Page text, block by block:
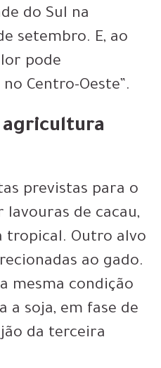
do Sul na
setembro. E, ao
pode
Centro-Oeste”.
agricultura
previstas para o
de cacau,
Outro alvo
ao gado.
mesma condição
a soja, em fase de
da terceira